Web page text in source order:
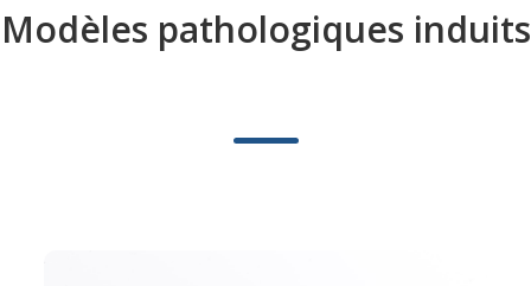
Modèles pathologiques induits